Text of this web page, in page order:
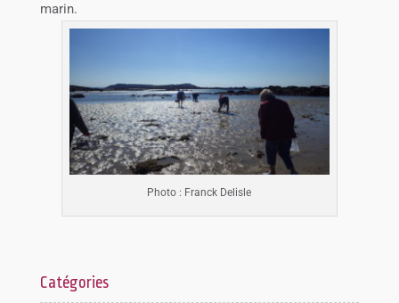
marin.
Photo : Franck Delisle
Catégories